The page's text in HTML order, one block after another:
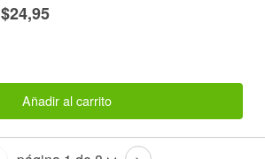
$24,95
Añadir al carrito